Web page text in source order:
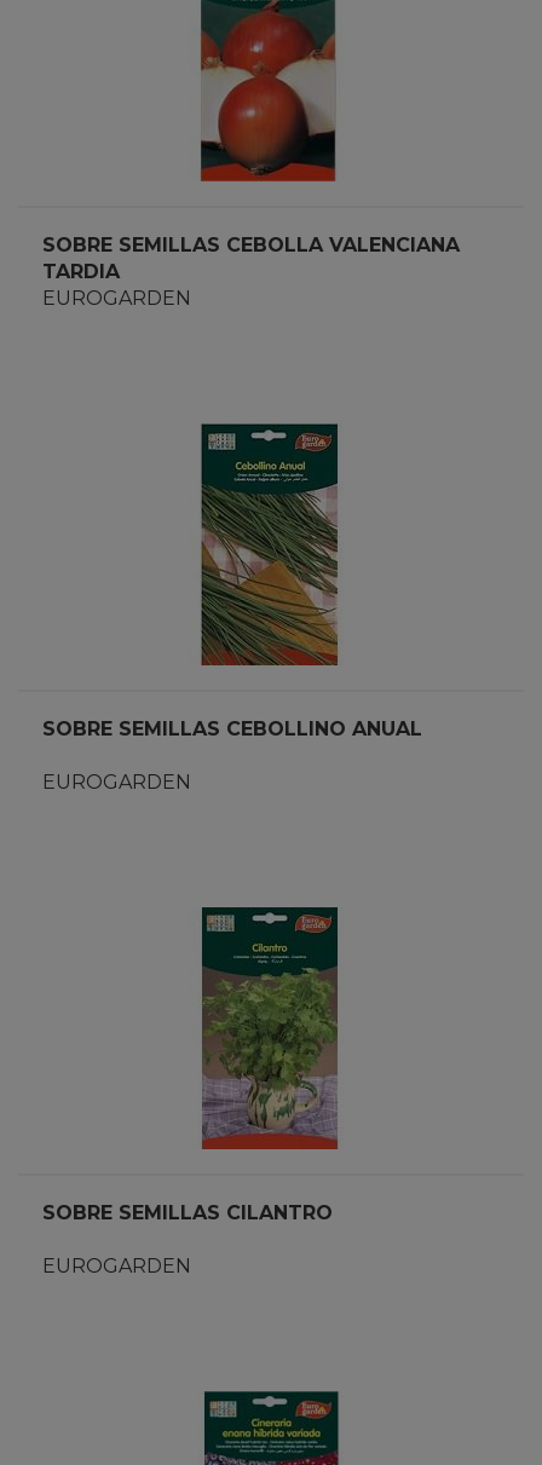
SOBRE SEMILLAS CEBOLLA VALENCIANA
TARDIA
EUROGARDEN
SOBRE SEMILLAS CEBOLLINO ANUAL
EUROGARDEN
SOBRE SEMILLAS CILANTRO
EUROGARDEN